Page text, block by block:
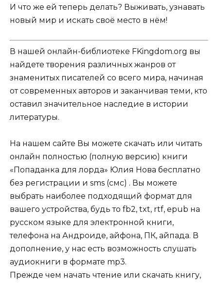
И что же ей теперь делать? Выживать, узнавать
новый мир и искать своё место в нём!
В нашей онлайн-библиотеке FKingdom.org вы
найдете творения различных жанров от
знаменитых писателей со всего мира, начиная
от современных авторов и заканчивая теми, кто
оставил значительное наследие в истории
литературы.
На нашем сайте Вы можете скачать или читать
онлайн полностью (полную версию) книги
«Попаданка для лорда» Юлия Нова бесплатно
без регистрации и sms (смс) . Вы можете
выбрать наиболее подходящий формат для
вашего устройства, будь то fb2, txt, rtf, epub на
русском языке для электронной книги,
телефона на Андроиде, айфона, ПК, айпада. В
дополнение, у нас есть возможность слушать
аудиокниги в формате mp3.
Прежде чем начать чтение или скачать книгу,